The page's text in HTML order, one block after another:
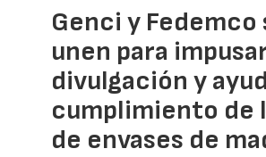
Genci y Fedemco
unen para
divulgación y
cumplimiento de
de envases de